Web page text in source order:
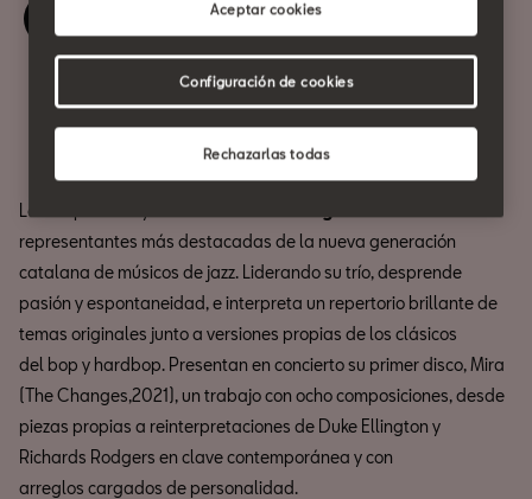
Reserva tu entrada
Compartir
La compositora y saxofonista
representantes más destacadas de la nueva generación
catalana de músicos de jazz. Liderando su trío, desprende
pasión y espontaneidad, e interpreta un repertorio brillante de
temas originales junto a versiones propias de los clásicos
del bop y hardbop. Presentan en concierto su primer disco, Mira
(The Changes,2021), un trabajo con ocho composiciones, desde
piezas propias a reinterpretaciones de Duke Ellington y
Richards Rodgers en clave contemporánea y con
arreglos cargados de personalidad.
Rechazarlas todas
Aceptar cookies
Configuración de cookies